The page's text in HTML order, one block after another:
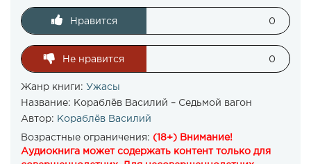
Нравится 0
Не нравится 0
Жанр книги: Ужасы
Название: Кораблёв Василий – Седьмой вагон
Автор: Кораблёв Василий
Возрастные ограничения: (18+) Внимание!
Аудиокнига может содержать контент только для